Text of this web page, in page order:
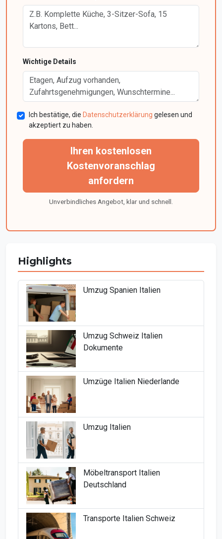
Wichtige Details
Ich bestätige, die Datenschutzerklärung gelesen und
akzeptiert zu haben.
Ihren kostenlosen
Kostenvoranschlag
anfordern
Unverbindliches Angebot, klar und schnell.
Highlights
Umzug Spanien Italien
Umzug Schweiz Italien
Dokumente
Umzüge Italien Niederlande
Umzug Italien
Möbeltransport Italien
Deutschland
Transporte Italien Schweiz